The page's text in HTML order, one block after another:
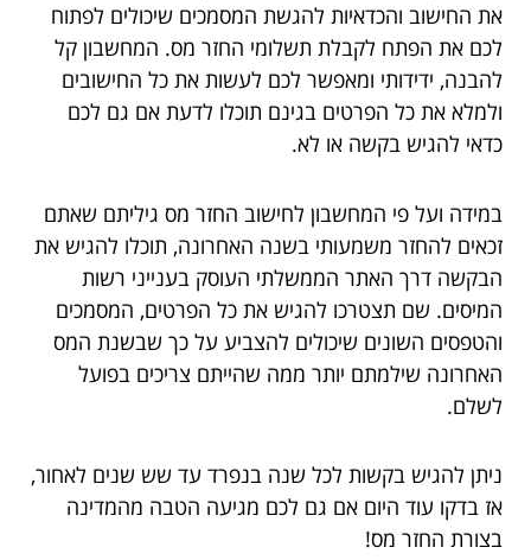
את החישוב והכדאיות להגשת המסמכים שיכולים לפתוח
לכם את הפתח לקבלת תשלומי החזר מס. המחשבון קל
להבנה, ידידותי ומאפשר לכם לעשות את כל החישובים
ולמלא את כל הפרטים בגינם תוכלו לדעת אם גם לכם
כדאי להגיש בקשה או לא.
במידה ועל פי המחשבון לחישוב החזר מס גיליתם שאתם
זכאים להחזר משמעותי בשנה האחרונה, תוכלו להגיש את
הבקשה דרך האתר הממשלתי העוסק בענייני רשות
המיסים. שם תצטרכו להגיש את כל הפרטים, המסמכים
והטפסים השונים שיכולים להצביע על כך שבשנת המס
האחרונה שילמתם יותר ממה שהייתם צריכים בפועל
לשלם.
ניתן להגיש בקשות לכל שנה בנפרד עד שש שנים לאחור,
אז בדקו עוד היום אם גם לכם מגיעה הטבה מהמדינה
בצורת החזר מס!